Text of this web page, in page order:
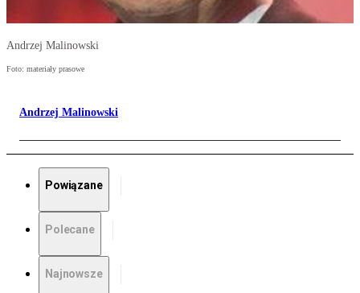
Andrzej Malinowski
Foto: materiały prasowe
Andrzej Malinowski
Powiązane
Polecane
Najnowsze